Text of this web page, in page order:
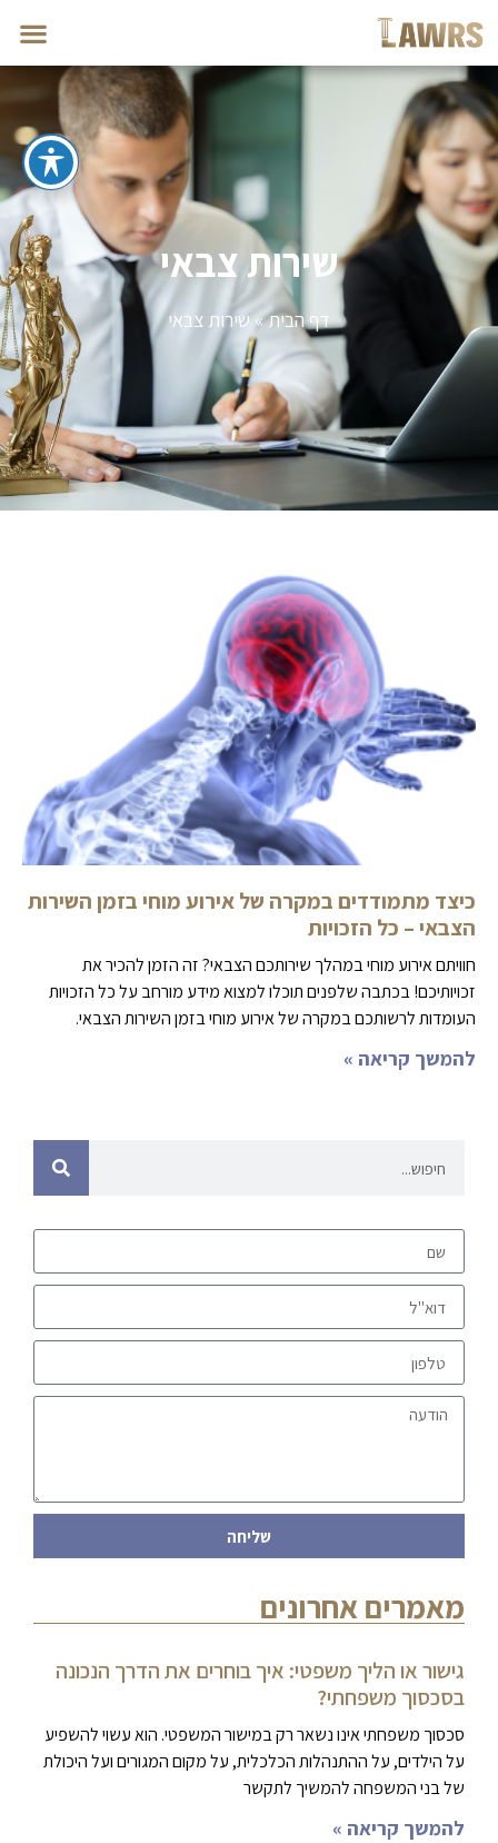
שירות צבאי
דף הבית»שירות צבאי
כיצד מתמודדים במקרה של אירוע מוחי בזמן השירות
הצבאי – כל הזכויות
חוויתם אירוע מוחי במהלך שירותכם הצבאי? זה הזמן להכיר את
זכויותיכם! בכתבה שלפנים תוכלו למצוא מידע מורחב על כל הזכויות
העומדות לרשותכם במקרה של אירוע מוחי בזמן השירות הצבאי.
להמשך קריאה »
שליחה
מאמרים אחרונים
גישור או הליך משפטי: איך בוחרים את הדרך הנכונה
בסכסוך משפחתי?
סכסוך משפחתי אינו נשאר רק במישור המשפטי. הוא עשוי להשפיע
על הילדים, על ההתנהלות הכלכלית, על מקום המגורים ועל היכולת
של בני המשפחה להמשיך לתקשר
להמשך קריאה »